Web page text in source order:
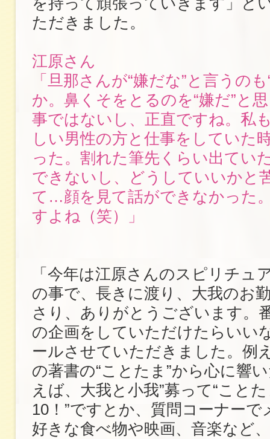
ただきました。
江原さん
「旦那さんが“嫌だな”と言うの
か。鼻くそをとるのを“嫌だ”と
事ではないし、正直ですね。私
しい男性の方と仕事をしていた
った。割れた筆先くらい出てい
できないし、どうしていいかと
て…顔を見て話ができなかった
すよね（笑）」
「今年は江原さんのスピリチュ
の事で、長きに渡り、大我のお
さり、ありがとうございます。
の企画をしていただけたらいい
ールさせていただきました。例
の著書の“ことたま”から心に響
えば、大我と小我”募って“こと
10！”ですとか、質問コーナーで
好きな食べ物や映画、音楽など